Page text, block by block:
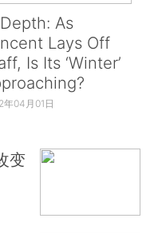
As
Lays Off
Is Its ‘Winter’
年04月01日
变